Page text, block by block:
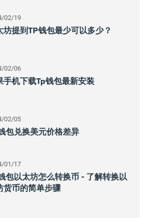
02/19
坊提到TP钱包最少可以多少？
02/06
手机下载tp钱包最新安装
02/05
包兑换美元价格差异
01/17
包以太坊怎么转换币 - 了解转换以
货币的简单步骤